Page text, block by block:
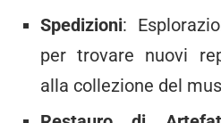
Spedizioni:
per trovare nuovi
alla collezione del